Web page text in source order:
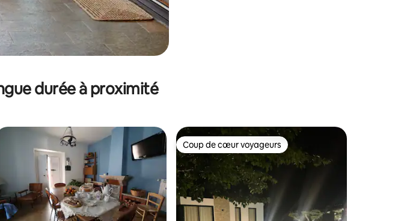
durée à proximité
Coup de cœur voyageurs
Coup de cœur voyageurs